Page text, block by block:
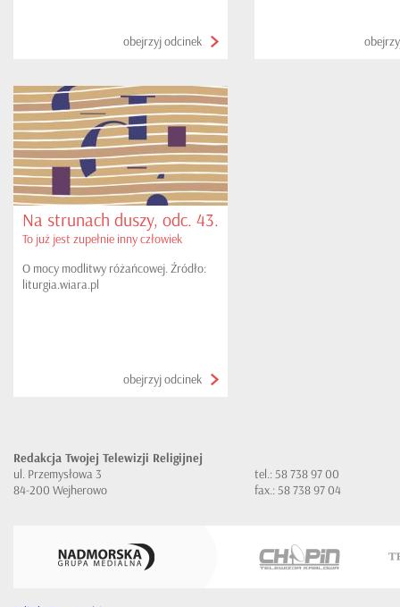
obejrzyj odcinek
Na strunach duszy, odc. 43.
To już jest zupełnie inny człowiek
O mocy modlitwy różańcowej. Źródło:
liturgia.wiara.pl
obejrzyj odcinek
Redakcja Twojej Telewizji Religijnej
ul. Przemysłowa 3
84-200 Wejherowo
tel.: 58 738 97 00
fax.: 58 738 97 04